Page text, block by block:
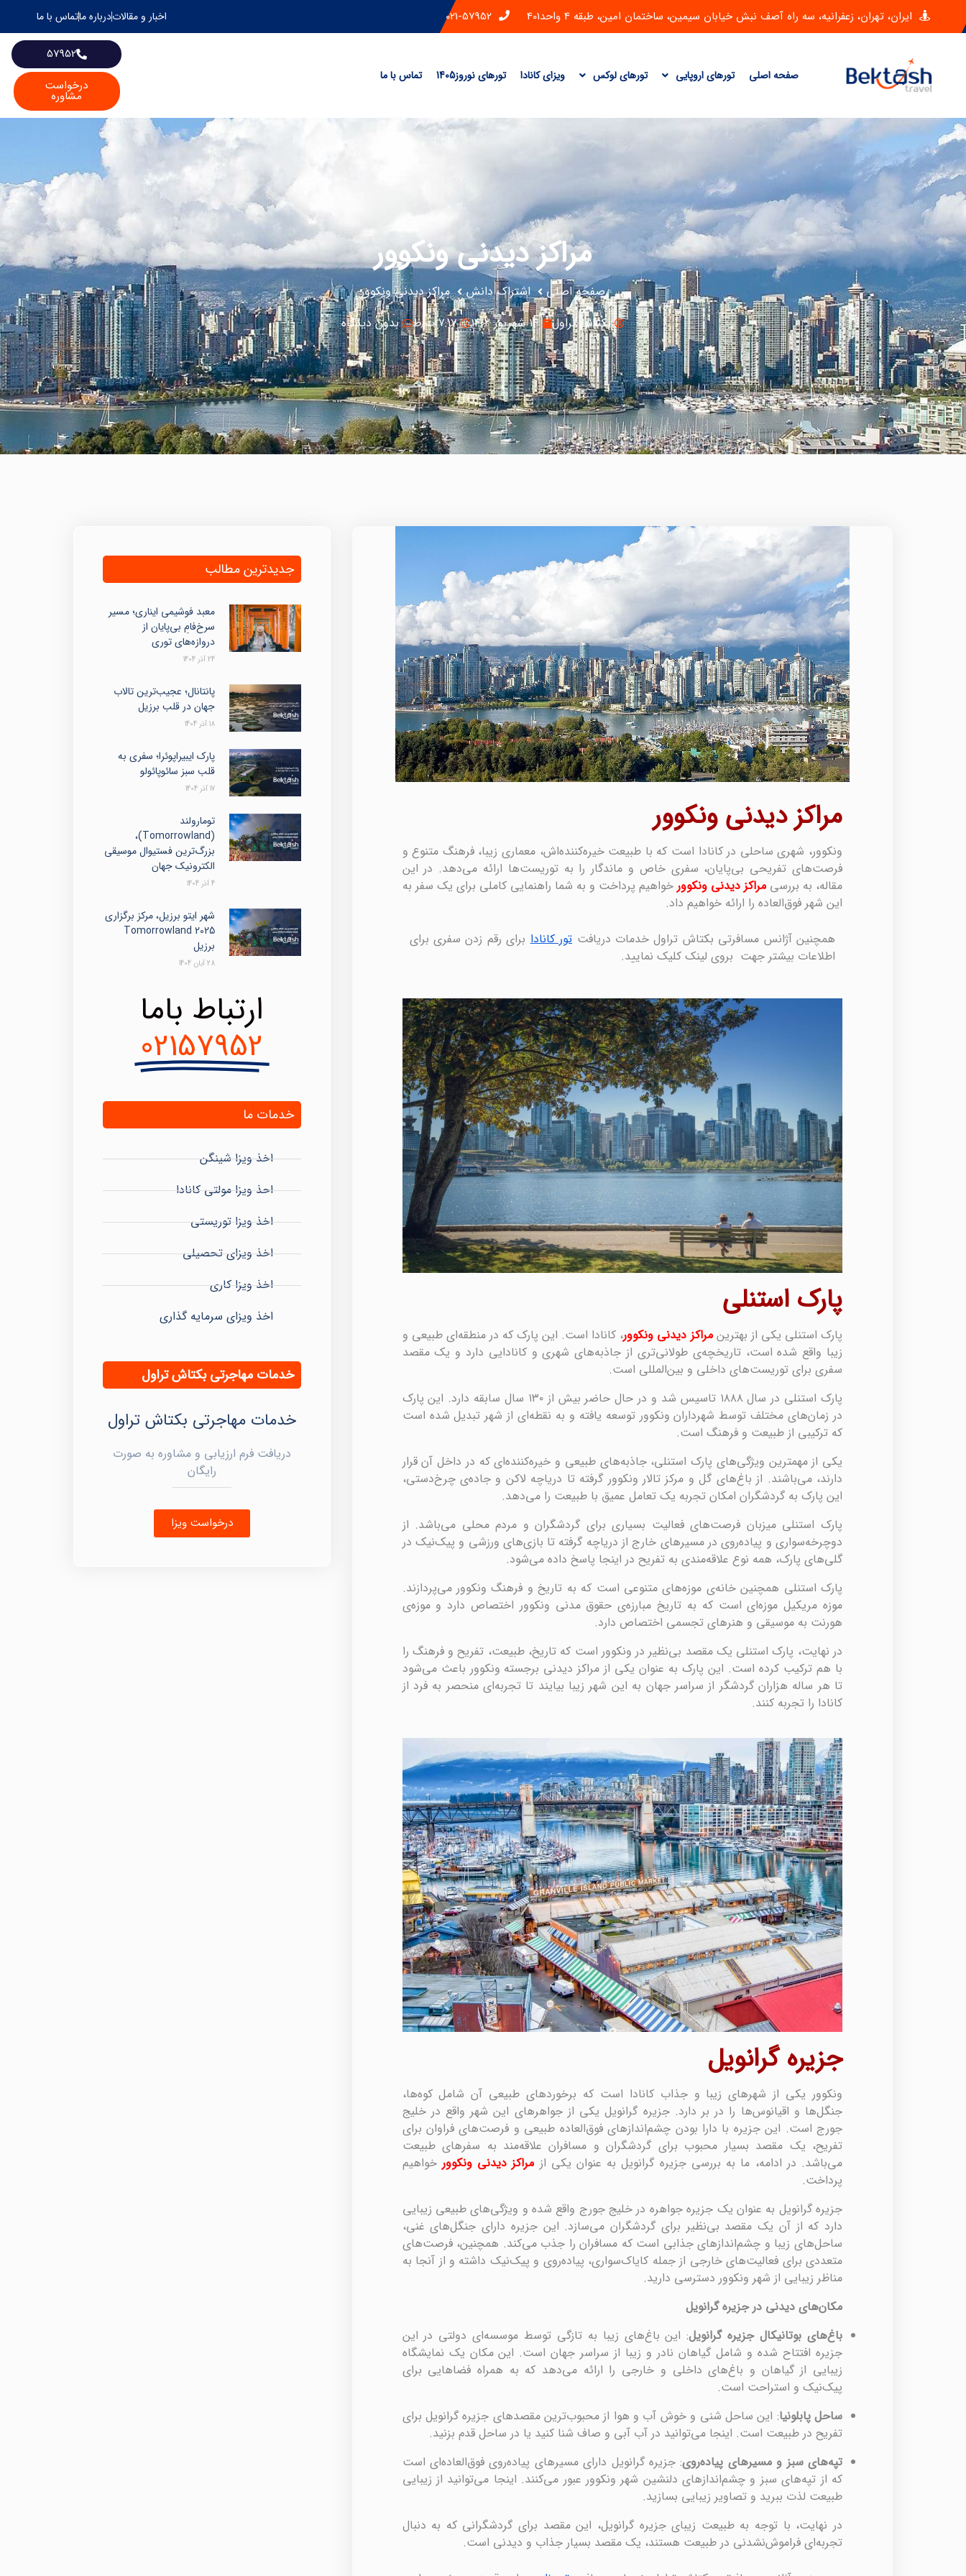
ایران، تهران، زعفرانیه، سه راه آصف نبش خیابان سیمین، ساختمان امین، طبقه 4 واحد401 021-57952 اخبار و مقالاتدرباره ماتماس با ما
صفحه اصلی تورهای اروپایی تورهای لوکس ویزای کانادا تورهای نوروز1405 تماس با ما
57952
درخواست
مشاوره
مراکز دیدنی ونکوور
صفحه اصلی اشتراک دانش
مراکز دیدنی ونکوور
بکتاش تراول
۱۴ شهریور ۱۴۰۲ ۷:۱۷ ب٫ظ بدون دیدگاه
مراکز دیدنی ونکوور
ونکوور، شهری ساحلی در کانادا است که با طبیعت خیره‌کننده‌اش، معماری زیبا، فرهنگ متنوع و
فرصت‌های تفریحی بی‌پایان، سفری خاص و ماندگار را به توریست‌ها ارائه می‌دهد. در این
مقاله، به بررسیمراکز دیدنی ونکوور خواهیم پرداخت و به شما راهنمایی کاملی برای یک سفر به
این شهر فوق‌العاده را ارائه خواهیم داد.
همچنین آژانس مسافرتی بکتاش تراول خدمات دریافتتور کانادابرای رقم زدن سفری برای
اطلاعات بیشتر جهت بروی لینک کلیک نمایید.
پارک استنلی
پارک استنلی یکی از بهترینمراکز دیدنی ونکوور، کانادا است. این پارک که در منطقه‌ای طبیعی و
زیبا واقع شده است، تاریخچه‌ی طولانی‌تری از جاذبه‌های شهری و کانادایی دارد و یک مقصد
سفری برای توریست‌های داخلی و بین‌المللی است.
پارک استنلی در سال ۱۸۸۸ تاسیس شد و در حال حاضر بیش از ۱۳۰ سال سابقه دارد. این پارک
در زمان‌های مختلف توسط شهرداران ونکوور توسعه یافته و به نقطه‌ای از شهر تبدیل شده است
که ترکیبی از طبیعت و فرهنگ است.
یکی از مهمترین ویژگی‌های پارک استنلی، جاذبه‌های طبیعی و خیره‌کننده‌ای که در داخل آن قرار
دارند، می‌باشند. از باغ‌های گل و مرکز تالار ونکوور گرفته تا دریاچه لاکن و جاده‌ی چرخ‌دستی،
این پارک به گردشگران امکان تجربه یک تعامل عمیق با طبیعت را می‌دهد.
پارک استنلی میزبان فرصت‌های فعالیت بسیاری برای گردشگران و مردم محلی می‌باشد. از
دوچرخه‌سواری و پیاده‌روی در مسیرهای خارج از دریاچه گرفته تا بازی‌های ورزشی و پیک‌نیک در
گلی‌های پارک، همه نوع علاقه‌مندی به تفریح در اینجا پاسخ داده می‌شود.
پارک استنلی همچنین خانه‌ی موزه‌های متنوعی است که به تاریخ و فرهنگ ونکوور می‌پردازند.
موزه مریکیل موزه‌ای است که به تاریخ مبارزه‌ی حقوق مدنی ونکوور اختصاص دارد و موزه‌ی
هورنت به موسیقی و هنرهای تجسمی اختصاص دارد.
در نهایت، پارک استنلی یک مقصد بی‌نظیر در ونکوور است که تاریخ، طبیعت، تفریح و فرهنگ را
با هم ترکیب کرده است. این پارک به عنوان یکی از مراکز دیدنی برجسته ونکوور باعث می‌شود
تا هر ساله هزاران گردشگر از سراسر جهان به این شهر زیبا بیایند تا تجربه‌ای منحصر به فرد از
کانادا را تجربه کنند.
جزیره گرانویل
ونکوور یکی از شهرهای زیبا و جذاب کانادا است که برخوردهای طبیعی آن شامل کوه‌ها،
جنگل‌ها و اقیانوس‌ها را در بر دارد. جزیره گرانویل یکی از جواهرهای این شهر واقع در خلیج
جورج است. این جزیره با دارا بودن چشم‌اندازهای فوق‌العاده طبیعی و فرصت‌های فراوان برای
تفریح، یک مقصد بسیار محبوب برای گردشگران و مسافران علاقه‌مند به سفرهای طبیعت
می‌باشد. در ادامه، ما به بررسی جزیره گرانویل به عنوان یکی از مراکز دیدنی ونکوور خواهیم
پرداخت.
جزیره گرانویل به عنوان یک جزیره جواهره در خلیج جورج واقع شده و ویژگی‌های طبیعی زیبایی
دارد که از آن یک مقصد بی‌نظیر برای گردشگران می‌سازد. این جزیره دارای جنگل‌های غنی،
ساحل‌های زیبا و چشم‌اندازهای جذابی است که مسافران را جذب می‌کند. همچنین، فرصت‌های
متعددی برای فعالیت‌های خارجی از جمله کایاک‌سواری، پیاده‌روی و پیک‌نیک داشته و از آنجا به
مناظر زیبایی از شهر ونکوور دسترسی دارید.
مکان‌های دیدنی در جزیره گرانویل
باغ‌های بوتانیکال جزیره گرانویل: این باغ‌های زیبا به تازگی توسط موسسه‌ای دولتی در این
جزیره افتتاح شده و شامل گیاهان نادر و زیبا از سراسر جهان است. این مکان یک نمایشگاه
زیبایی از گیاهان و باغ‌های داخلی و خارجی را ارائه می‌دهد که به همراه فضاهایی برای
پیک‌نیک و استراحت است.
ساحل پابلونیا: این ساحل شنی و خوش آب و هوا از محبوب‌ترین مقصدهای جزیره گرانویل برای
تفریح در طبیعت است. اینجا می‌توانید در آب آبی و صاف شنا کنید یا در ساحل قدم بزنید.
تپه‌های سبز و مسیرهای پیاده‌روی: جزیره گرانویل دارای مسیرهای پیاده‌روی فوق‌العاده‌ای است
که از تپه‌های سبز و چشم‌اندازهای دلنشین شهر ونکوور عبور می‌کنند. اینجا می‌توانید از زیبایی
طبیعت لذت ببرید و تصاویر زیبایی بسازید.
در نهایت، با توجه به طبیعت زیبای جزیره گرانویل، این مقصد برای گردشگرانی که به دنبال
تجربه‌ای فراموش‌نشدنی در طبیعت هستند، یک مقصد بسیار جذاب و دیدنی است.
جدیدترین مطالب
معبد فوشیمی ایناری؛ مسیر
سرخ‌فامِ بی‌پایان از
دروازه‌های توری
24 آذر 1404
پانتانال؛ عجیب‌ترین تالاب
جهان در قلب برزیل
18 آذر 1404
پارک ایبیراپوئرا؛ سفری به
قلب سبز سائوپائولو
17 آذر 1404
تومارولند
(Tomorrowland)،
بزرگ‌ترین فستیوال موسیقی
الکترونیک جهان
4 آذر 1404
شهر ایتو برزیل، مرکز برگزاری
Tomorrowland 2025
برزیل
28 آبان 1404
ارتباط باما
02157952
خدمات ما
اخذ ویزا شینگن
احذ ویزا مولتی کانادا
اخذ ویزا توریستی
اخذ ویزای تحصیلی
اخذ ویزا کاری
اخذ ویزای سرمایه گذاری
خدمات مهاجرتی بکتاش تراول
خدمات مهاجرتی بکتاش تراول
دریافت فرم ارزیابی و مشاوره به صورت
رایگان
درخواست ویزا